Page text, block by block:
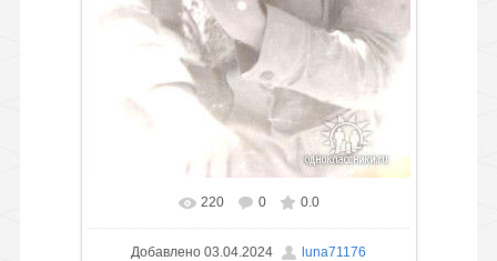
220 0 0.0
Добавлено 03.04.2024 luna71176